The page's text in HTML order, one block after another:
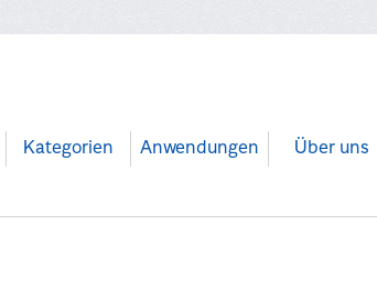
Kategorien Anwendungen Über uns